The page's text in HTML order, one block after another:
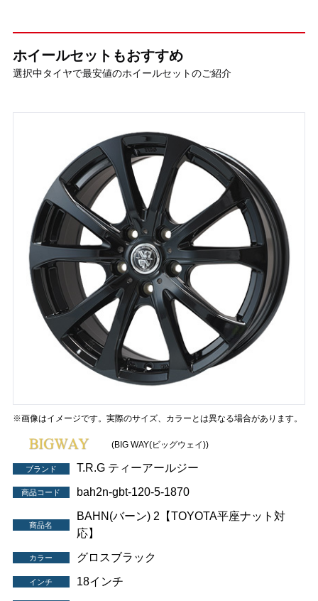
ホイールセットもおすすめ
選択中タイヤで最安値のホイールセットのご紹介
※画像はイメージです。実際のサイズ、カラーとは異なる場合があります。
(BIG WAY(ビッグウェイ))
ブランド T.R.G ティーアールジー
商品コード bah2n-gbt-120-5-1870
商品名
BAHN(バーン) 2【TOYOTA平座ナット対
応】
カラー グロスブラック
インチ
18インチ